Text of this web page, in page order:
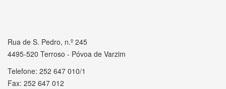
Rua de S. Pedro, n.º 245
4495-520 Terroso - Póvoa de Varzim
Telefone: 252 647 010/1
Fax: 252 647 012